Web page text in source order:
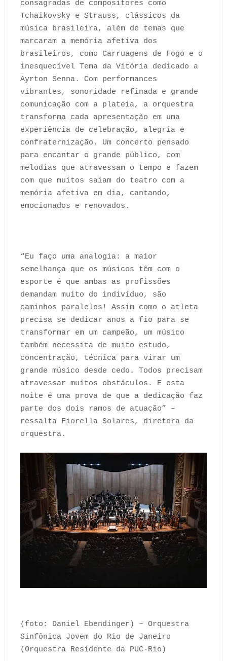
consagradas de compositores como
Tchaikovsky e Strauss, clássicos da
música brasileira, além de temas que
marcaram a memória afetiva dos
brasileiros, como Carruagens de Fogo e o
inesquecível Tema da Vitória dedicado a
Ayrton Senna. Com performances
vibrantes, sonoridade refinada e grande
comunicação com a plateia, a orquestra
transforma cada apresentação em uma
experiência de celebração, alegria e
confraternização. Um concerto pensado
para encantar o grande público, com
melodias que atravessam o tempo e fazem
com que muitos saiam do teatro com a
memória afetiva em dia, cantando,
emocionados e renovados.
“Eu faço uma analogia: a maior
semelhança que os músicos têm com o
esporte é que ambas as profissões
demandam muito do indivíduo, são
caminhos paralelos! Assim como o atleta
precisa se dedicar anos a fio para se
transformar em um campeão, um músico
também necessita de muito estudo,
concentração, técnica para virar um
grande músico desde cedo. Todos precisam
atravessar muitos obstáculos. E esta
noite é uma prova de que a dedicação faz
parte dos dois ramos de atuação” –
ressalta Fiorella Solares, diretora da
orquestra.
(foto: Daniel Ebendinger) – Orquestra
Sinfônica Jovem do Rio de Janeiro
(Orquestra Residente da PUC-Rio)